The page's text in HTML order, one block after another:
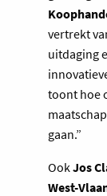
vertrekt
uitdaging
toont hoe
gaan.”
OokJos
West-